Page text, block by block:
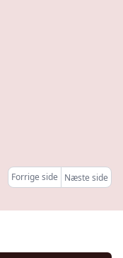
Forrige side Næste side